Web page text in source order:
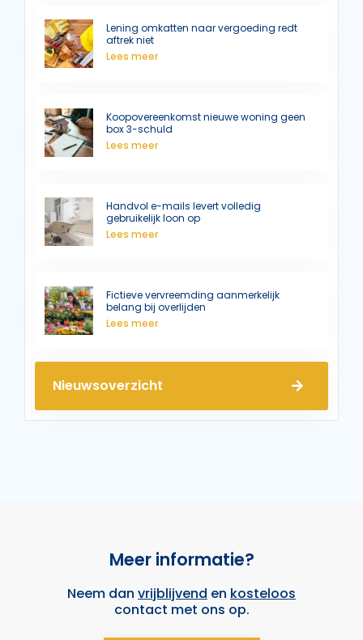
Lening omkatten naar vergoeding redt
aftrek niet
Lees meer
Koopovereenkomst nieuwe woning geen
box 3-schuld
Lees meer
Handvol e-mails levert volledig
gebruikelijk loon op
Lees meer
Fictieve vervreemding aanmerkelijk
belang bij overlijden
Lees meer
Nieuwsoverzicht
Meer informatie?
Neem dan vrijblijvend en kosteloos
contact met ons op.